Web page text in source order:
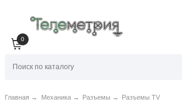
0
Главная → Механика → Разъемы → Разъемы TV